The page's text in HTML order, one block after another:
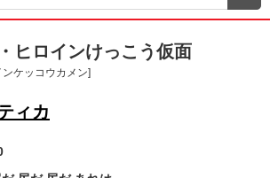
DAM
索
ン
あるご質問
ヒロインけっこう仮面
ケッコウカメン]
ィカ